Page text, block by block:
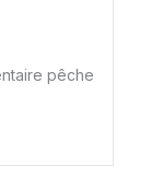
pêche